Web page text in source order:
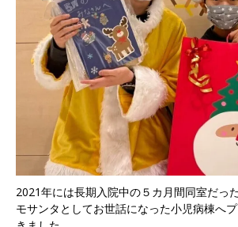
2021年には長期入院中の５カ月間同室だっ
モサンタとしてお世話になった小児病棟へ